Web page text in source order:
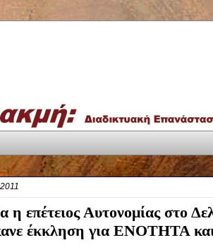
η επέτειος Αυτονομίας στο
έκκληση για ΕΝΟΤΗΤΑ